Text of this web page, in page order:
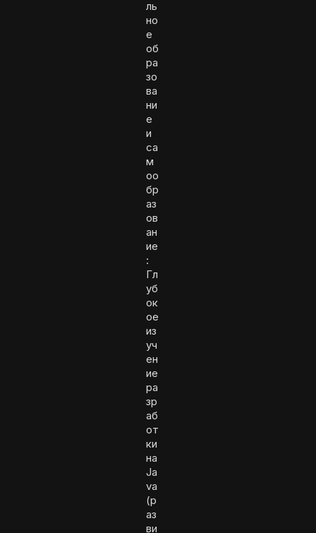
ль
но
е
об
ра
зо
ва
ни
е
и
са
м
оо
бр
аз
ов
ан
ие
:
Гл
уб
ок
ое
из
уч
ен
ие
ра
зр
аб
от
ки
на
Ja
va
(р
аз
ви